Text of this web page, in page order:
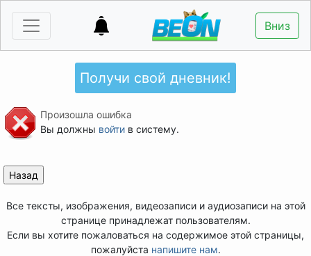
Вниз
Получи свой дневник!
Произошла ошибка
Вы должны войтив систему.
Все тексты, изображения, видеозаписи и аудиозаписи на этой
странице принадлежат пользователям.
Если вы хотите пожаловаться на содержимое этой страницы,
пожалуйста напишите нам.